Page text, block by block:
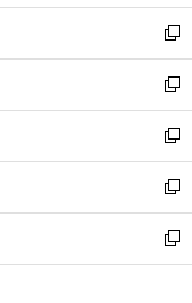
開
く
ウ
で
開
く
ン
ド
ウ
で
開
く
ウ
ィ
ン
ド
ウ
で
開
く
し
い
ウ
ィ
ン
ド
ウ
で
開
く
新
し
い
ウ
ィ
ン
ド
ウ
で
開
新
し
い
ウ
ィ
ン
ド
ウ
新
し
い
ウ
ィ
ン
新
し
い
ウ
新
し